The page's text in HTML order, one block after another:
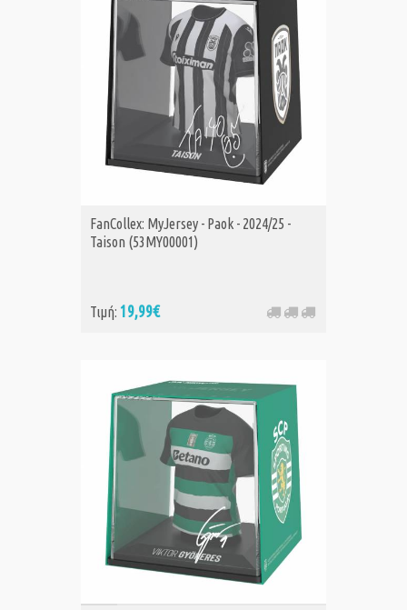
FanCollex: MyJersey - Paok - 2024/25 -
Taison (53MY00001)
Τιμή: 19,99€